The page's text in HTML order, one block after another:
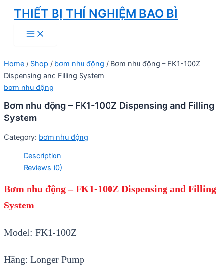
Skip
content
THIẾT BỊ THÍ NGHIỆM BAO BÌ
Main
Menu
Home / Shop / bơm nhu động / Bơm nhu động – FK1-100Z
Dispensing and Filling System
bơm nhu động
Bơm nhu động – FK1-100Z Dispensing and Filling
System
Category: bơm nhu động
Description
Reviews (0)
Bơm nhu động – FK1-100Z Dispensing and Filling
System
Model: FK1-100Z
Hãng: Longer Pump